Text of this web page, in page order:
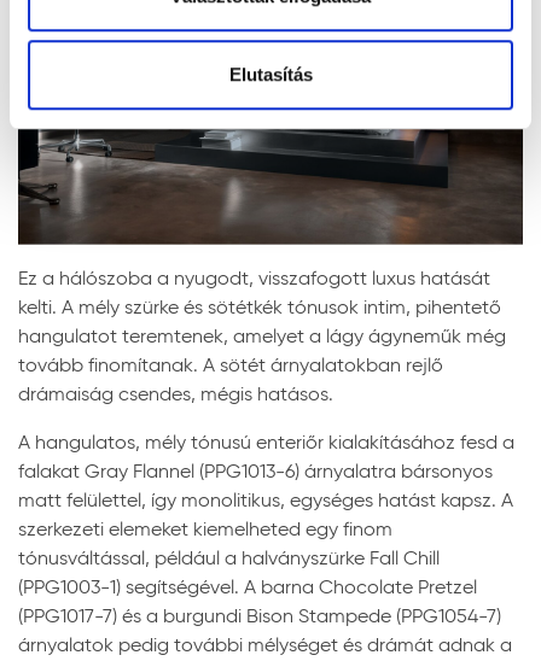
Elutasítás
Ez a hálószoba a nyugodt, visszafogott luxus hatását
kelti. A mély szürke és sötétkék tónusok intim, pihentető
hangulatot teremtenek, amelyet a lágy ágyneműk még
tovább finomítanak. A sötét árnyalatokban rejlő
drámaiság csendes, mégis hatásos.
A hangulatos, mély tónusú enteriőr kialakításához fesd a
falakat Gray Flannel (PPG1013-6) árnyalatra bársonyos
matt felülettel, így monolitikus, egységes hatást kapsz. A
szerkezeti elemeket kiemelheted egy finom
tónusváltással, például a halványszürke Fall Chill
(PPG1003-1) segítségével. A barna Chocolate Pretzel
(PPG1017-7) és a burgundi Bison Stampede (PPG1054-7)
árnyalatok pedig további mélységet és drámát adnak a